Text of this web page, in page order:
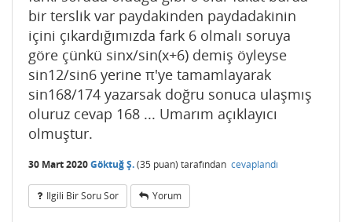
bir terslik var paydakinden paydadakinin
içini çıkardığımızda fark 6 olmalı soruya
göre çünkü sinx/sin(x+6) demiş öyleyse
sin12/sin6 yerine π'ye tamamlayarak
sin168/174 yazarsak doğru sonuca ulaşmış
oluruz cevap 168 ... Umarım açıklayıcı
olmuştur.
30 Mart 2020Göktuğ Ş.(35 puan) tarafından cevaplandı
Ilgili Bir Soru Sor Yorum